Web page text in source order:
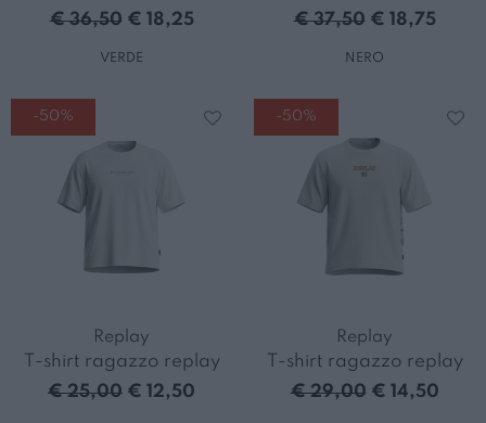
€ 36,50 € 18,25
VERDE
€ 37,50 € 18,75
NERO
-50%
Replay
T-shirt ragazzo replay
€ 25,00 € 12,50
-50%
Replay
T-shirt ragazzo replay
€ 29,00 € 14,50